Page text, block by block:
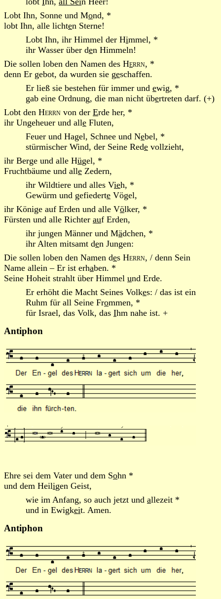
Lobt Ihn, Sonne und Mond, *
lobt Ihn, alle lichten Sterne!
Lobt Ihn, ihr Himmel der Himmel, *
ihr Wasser über den Himmeln!
Die sollen loben den Namen des Herrn, *
denn Er gebot, da wurden sie geschaffen.
Er ließ sie bestehen für immer und ewig, *
gab eine Ordnung, die man nicht übertreten darf. (+)
Lobt den Herrn von der Erde her, *
ihr Ungeheuer und alle Fluten,
Feuer und Hagel, Schnee und Nebel, *
stürmischer Wind, der Seine Rede vollzieht,
ihr Berge und alle Hügel, *
Fruchtbäume und alle Zedern,
ihr Wildtiere und alles Vieh, *
Gewürm und gefiederte Vögel,
ihr Könige auf Erden und alle Völker, *
Fürsten und alle Richter auf Erden,
ihr jungen Männer und Mädchen, *
ihr Alten mitsamt den Jungen:
Die sollen loben den Namen des Herrn, / denn Sein
Name allein – Er ist erhaben. *
Seine Hoheit strahlt über Himmel und Erde.
Er erhöht die Macht Seines Volkes: / das ist ein
Ruhm für all Seine Frommen, *
für Israel, das Volk, das Ihm nahe ist. +
Antiphon
Ehre sei dem Vater und dem Sohn *
und dem Heiligen Geist,
wie im Anfang, so auch jetzt und allezeit *
und in Ewigkeit. Amen.
Antiphon